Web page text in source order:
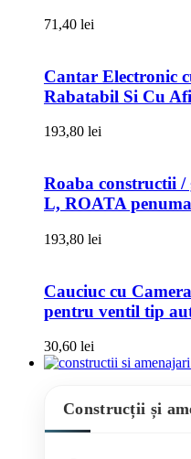
71,40 lei
Cantar Electronic
Rabatabil Si Cu
193,80 lei
Roaba constructii
L, ROATA
193,80 lei
Cauciuc cu
pentru ventil tip
30,60 lei
Construcții și